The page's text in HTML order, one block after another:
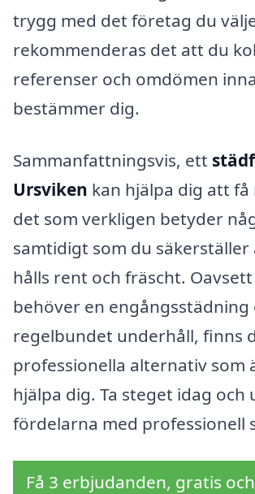
trygg med det företag du
rekommenderas det att du
referenser och omdömen
bestämmer dig.
Sammanfattningsvis, ett
Ursviken kan hjälpa dig att
det som verkligen betyder
samtidigt som du
hålls rent och fräscht.
behöver en engångsstädning
regelbundet underhåll, finns
professionella alternativ som
hjälpa dig. Ta steget idag och
fördelarna med professionell
Få 3 erbjudanden, gratis